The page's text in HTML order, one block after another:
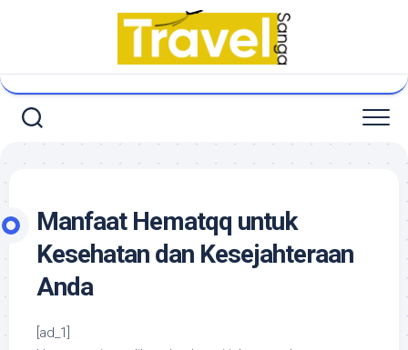
Manfaat Hematqq untuk
Kesehatan dan Kesejahteraan
Anda
[ad_1]